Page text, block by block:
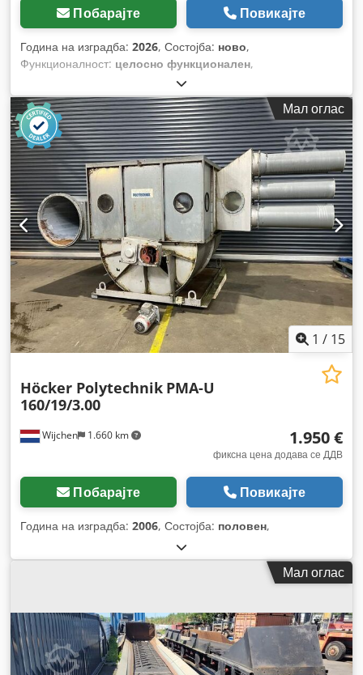
Побарајте Повикајте
Година на изградба: 2026, Состојба: ново,
Функционалност: целосно функционален,
Мал оглас
1 / 15
Wijchen 1.660 km
Höcker Polytechnik PMA-U
160/19/3.00
1.950 €
фиксна цена додава се ДДВ
Побарајте Повикајте
Година на изградба: 2006, Состојба: половен,
Мал оглас